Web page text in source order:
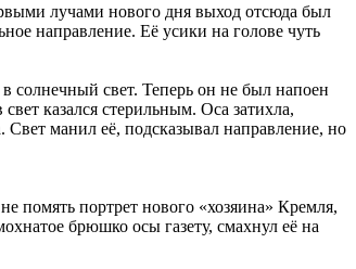
лучами нового дня выход отсюда был
направление. Её усики на голове чуть
солнечный свет. Теперь он не был напоен
казался стерильным. Оса затихла,
Свет манил её, подсказывал направление, но
помять портрет нового «хозяина» Кремля,
брюшко осы газету, смахнул её на